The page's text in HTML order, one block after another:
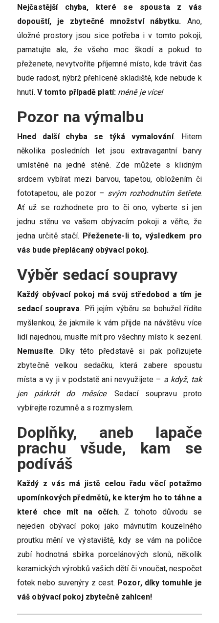
Nejčastější chyba, které se spousta z vás
dopouští, je zbytečné množství nábytku. Ano,
úložné prostory jsou sice potřeba i v tomto pokoji,
pamatujte ale, že všeho moc škodí a pokud to
přeženete, nevytvoříte příjemné místo, kde trávit čas
bude radost, nýbrž přehlcené skladiště, kde nebude k
hnutí. V tomto případě platí: méně je více!
Pozor na výmalbu
Hned další chyba se týká vymalování. Hitem
několika posledních let jsou extravagantní barvy
umístěné na jedné stěně. Zde můžete s klidným
srdcem vybírat mezi barvou, tapetou, obložením či
fototapetou, ale pozor – svým rozhodnutím šetřete.
Ať už se rozhodnete pro to či ono, vyberte si jen
jednu stěnu ve vašem obývacím pokoji a věřte, že
jedna určitě stačí. Přeženete-li to, výsledkem pro
vás bude přeplácaný obývací pokoj.
Výběr sedací soupravy
Každý obývací pokoj má svůj středobod a tím je
sedací souprava. Při jejím výběru se bohužel řídíte
myšlenkou, že jakmile k vám přijde na návštěvu více
lidí najednou, musíte mít pro všechny místo k sezení.
Nemusíte. Díky této představě si pak pořizujete
zbytečně velkou sedačku, která zabere spoustu
místa a vy ji v podstatě ani nevyužijete – a když, tak
jen párkrát do měsíce. Sedací soupravu proto
vybírejte rozumně a s rozmyslem.
Doplňky, aneb lapače
prachu všude, kam se
podíváš
Každý z vás má jistě celou řadu věcí potažmo
upomínkových předmětů, ke kterým ho to táhne a
které chce mít na očích. Z tohoto důvodu se
nejeden obývací pokoj jako mávnutím kouzelného
proutku mění ve výstaviště, kdy se vám na poličce
zubí hodnotná sbírka porcelánových slonů, několik
keramických výrobků vašich dětí či vnoučat, nespočet
fotek nebo suvenýry z cest. Pozor, díky tomuhle je
váš obývací pokoj zbytečně zahlcen!